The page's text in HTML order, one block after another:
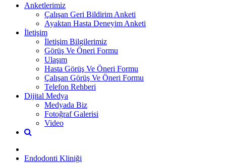
Anketlerimiz
Çalışan Geri Bildirim Anketi
Ayaktan Hasta Deneyim Anketi
İletişim
İletişim Bilgilerimiz
Görüş Ve Öneri Formu
Ulaşım
Hasta Görüş Ve Öneri Formu
Çalışan Görüş Ve Öneri Formu
Telefon Rehberi
Dijital Medya
Medyada Biz
Fotoğraf Galerisi
Video
Endodonti Kliniği